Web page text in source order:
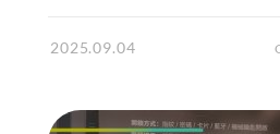
2025.09.04